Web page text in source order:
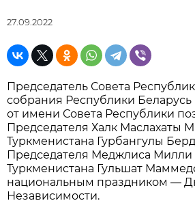
27.09.2022
Председатель Совета
собрания Республики Беларусь
от имени Совета Республики
Председателя Халк Маслахаты
Туркменистана Гурбангулы
Председателя Меджлиса Милли
Туркменистана Гульшат
национальным праздником —
Независимости.